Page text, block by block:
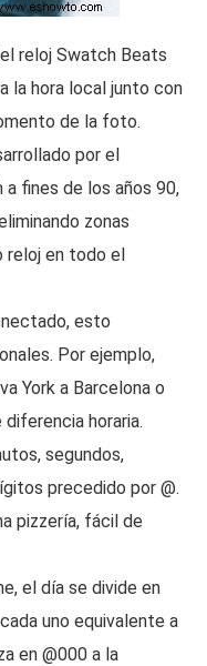
reloj Swatch Beats
la hora local junto con
de la foto.
por el
fines de los años 90,
zonas
reloj en todo el
esto
Por ejemplo,
York a Barcelona o
horaria.
segundos,
precedido por @.
pizzería, fácil de
el día se divide en
uno equivalente a
en @000 a la